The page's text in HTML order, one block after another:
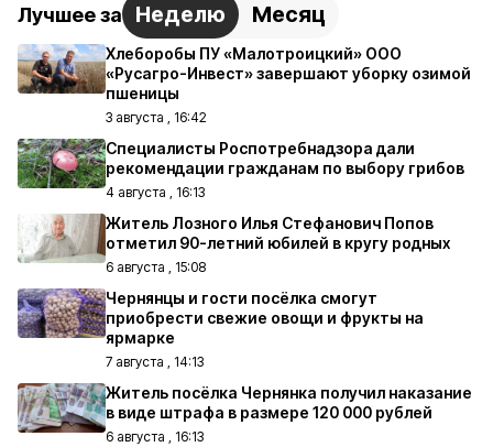
Лучшее за Неделю Месяц
Хлеборобы ПУ «Малотроицкий» ООО
«Русагро-Инвест» завершают уборку озимой
пшеницы
3 августа , 16:42
Специалисты Роспотребнадзора дали
рекомендации гражданам по выбору грибов
4 августа , 16:13
Житель Лозного Илья Стефанович Попов
отметил 90-летний юбилей в кругу родных
6 августа , 15:08
Чернянцы и гости посёлка смогут
приобрести свежие овощи и фрукты на
ярмарке
7 августа , 14:13
Житель посёлка Чернянка получил наказание
в виде штрафа в размере 120 000 рублей
6 августа , 16:13